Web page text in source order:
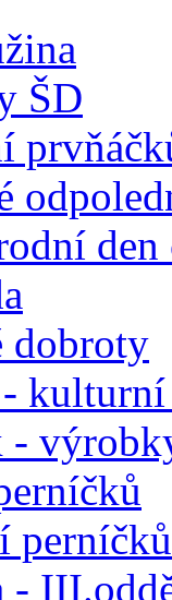
ŠD
dobroty
-
perníčků
-